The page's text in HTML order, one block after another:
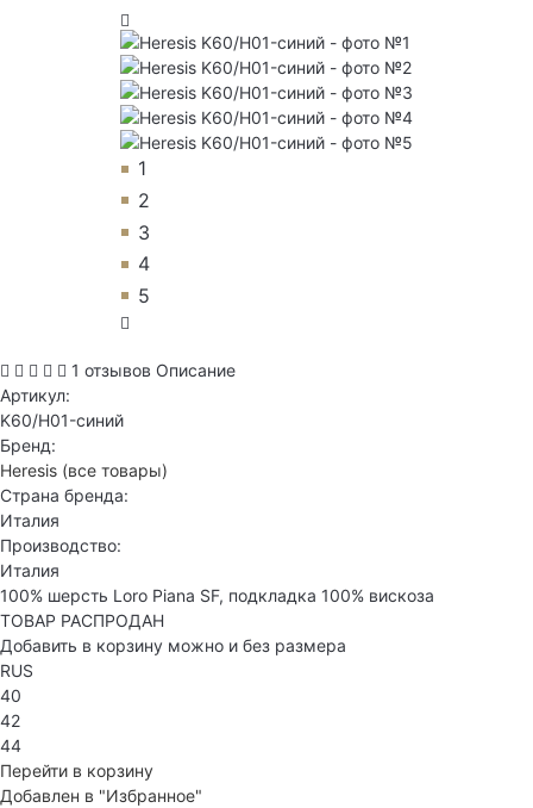
1
2
3
4
5
1 отзывов Описание
Артикул:
K60/H01-синий
Бренд:
Heresis (все товары)
Страна бренда:
Италия
Производство:
Италия
100% шерсть Loro Piana SF, подкладка 100% вискоза
ТОВАР РАСПРОДАН
Добавить в корзину можно и без размера
RUS
40
42
44
Перейти в корзину
Добавлен в "Избранное"